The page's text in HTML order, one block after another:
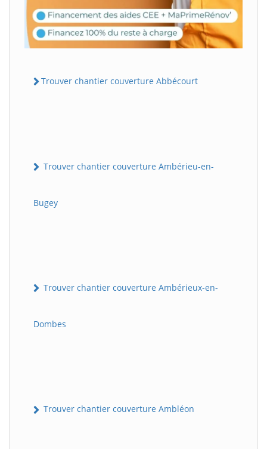
Trouver chantier couverture Abbécourt
Trouver chantier couverture Ambérieu-en-
Bugey
Trouver chantier couverture Ambérieux-en-
Dombes
Trouver chantier couverture Ambléon